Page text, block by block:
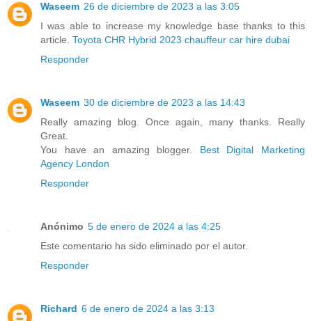
Waseem 26 de diciembre de 2023 a las 3:05
I was able to increase my knowledge base thanks to this
article. Toyota CHR Hybrid 2023 chauffeur car hire dubai
Responder
Waseem 30 de diciembre de 2023 a las 14:43
Really amazing blog. Once again, many thanks. Really
Great.
You have an amazing blogger. Best Digital Marketing
Agency London
Responder
Anónimo 5 de enero de 2024 a las 4:25
Este comentario ha sido eliminado por el autor.
Responder
Richard 6 de enero de 2024 a las 3:13